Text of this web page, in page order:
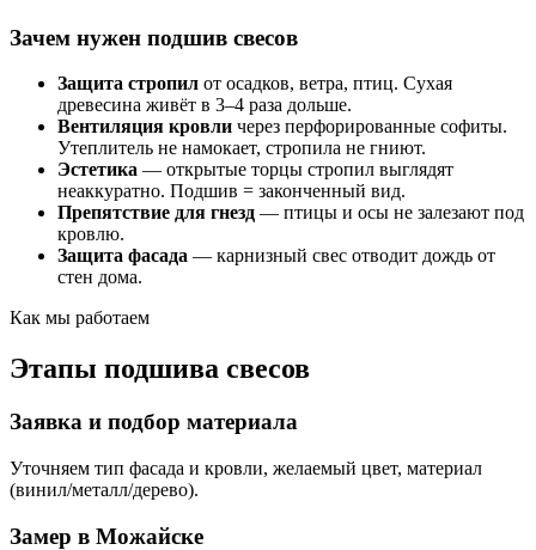
Зачем нужен подшив свесов
Защита стропил от осадков, ветра, птиц. Сухая
древесина живёт в 3–4 раза дольше.
Вентиляция кровли через перфорированные софиты.
Утеплитель не намокает, стропила не гниют.
Эстетика — открытые торцы стропил выглядят
неаккуратно. Подшив = законченный вид.
Препятствие для гнезд — птицы и осы не залезают под
кровлю.
Защита фасада — карнизный свес отводит дождь от
стен дома.
Как мы работаем
Этапы подшива свесов
Заявка и подбор материала
Уточняем тип фасада и кровли, желаемый цвет, материал
(винил/металл/дерево).
Замер в Можайске